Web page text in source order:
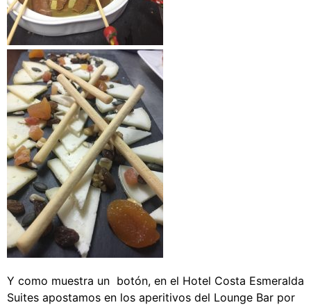
Y como muestra un botón, en el Hotel Costa Esmeralda
Suites apostamos en los aperitivos del Lounge Bar por